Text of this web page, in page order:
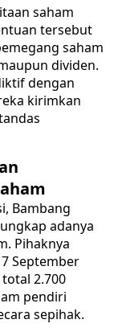
saham
tersebut
saham
dividen.
dengan
kirimkan
Bambang
adanya
Pihaknya
September
2.700
pendiri
sepihak.